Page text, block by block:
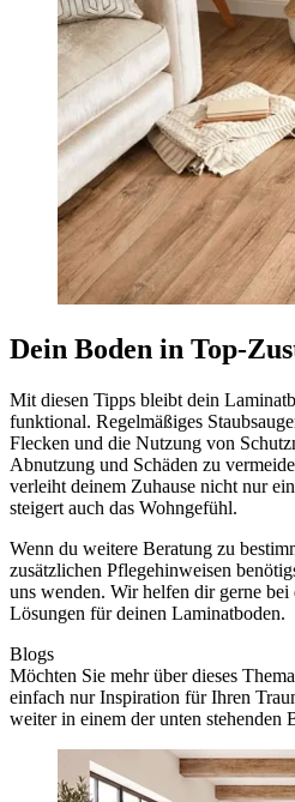
Dein Boden in Top-
Mit diesen Tipps bleibt dein
funktional. Regelmäßiges
Flecken und die Nutzung von
Abnutzung und Schäden zu
verleiht deinem Zuhause nicht nur
steigert auch das Wohngefühl.
Wenn du weitere Beratung zu
zusätzlichen Pflegehinweisen
uns wenden. Wir helfen dir gerne
Lösungen für deinen Laminatboden.
Blogs
Möchten Sie mehr über dieses
einfach nur Inspiration für Ihren
weiter in einem der unten stehenden